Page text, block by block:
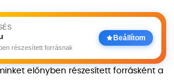
részesített forrásnak
Beállítom
előnyben részesített forrásként a